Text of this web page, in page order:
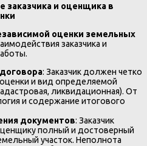
заказчика и оценщика в
оценки земельных
заказчика и
: Заказчик должен четко
и вид определяемой
ликвидационная). От
и содержание итогового
документов: Заказчик
полный и достоверный
участок. Неполнота